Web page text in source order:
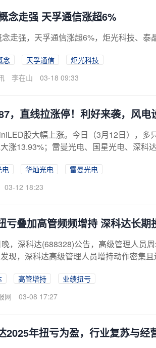
念走强 天孚通信涨超6%
走强，天孚通信涨超6%，炬光科技、
念 天孚通信
炬光科技
李在山 03-18 09:33
，直线拉涨停！利好来袭，风电
股大幅上涨。今日（3月12日），
涨13.93%；雷曼光电、国星光电、深科
电 华灿光电
雷曼光电
03-12 18:23
亏叠加高管频频增持 深科达长期
，深科达(688328)公告，高级管理人员
现，深科达高级管理人员增持动作密集
高管增持
业绩扭亏
网
03-08 17:27
2025年扭亏为盈，行业复苏与经